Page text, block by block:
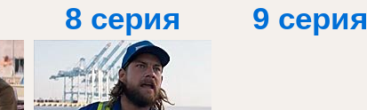
8 серия 9 серия